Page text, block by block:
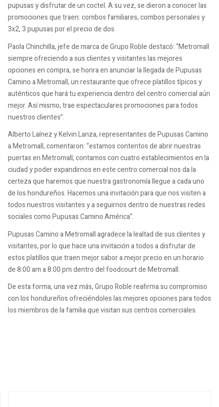
pupusas y disfrutar de un coctel. A su vez, se dieron a conocer las
promociones que traen: combos familiares, combos personales y
3x2, 3 pupusas por el precio de dos.
Paola Chinchilla, jefe de marca de Grupo Roble destacó: “Metromall
siempre ofreciendo a sus clientes y visitantes las mejores
opciones en compra, se honra en anunciar la llegada de Pupusas
Camino a Metromall, un restaurante que ofrece platillos típicos y
auténticos que hará tu experiencia dentro del centro comercial aún
mejor. Así mismo, trae espectaculares promociones para todos
nuestros clientes”.
Alberto Laínez y Kelvin Lanza, representantes de Pupusas Camino
a Metromall, comentaron: “estamos contentos de abrir nuestras
puertas en Metromall, contamos con cuatro establecimientos en la
ciudad y poder expandirnos en este centro comercial nos da la
certeza que haremos que nuestra gastronomía llegue a cada uno
de los hondureños. Hacemos una invitación para que nos visiten a
todos nuestros visitantes y a seguirnos dentro de nuestras redes
sociales como Pupusas Camino América”.
Pupusas Camino a Metromall agradece la lealtad de sus clientes y
visitantes, por lo que hace una invitación a todos a disfrutar de
estos platillos que traen mejor sabor a mejor precio en un horario
de 8:00 am a 8:00 pm dentro del foodcourt de Metromall.
De esta forma, una vez más, Grupo Roble reafirma su compromiso
con los hondureños ofreciéndoles las mejores opciones para todos
los miembros de la familia que visitan sus centros comerciales.